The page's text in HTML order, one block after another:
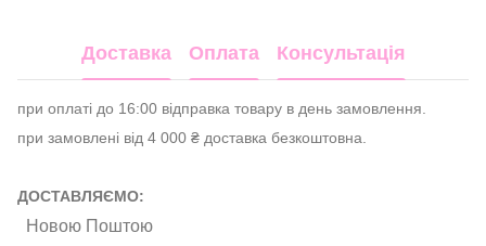
Доставка Оплата Консультація
при оплаті до 16:00 відправка товару в день замовлення.
при замовлені від 4 000 ₴ доставка безкоштовна.
ДОСТАВЛЯЄМО:
Новою Поштою